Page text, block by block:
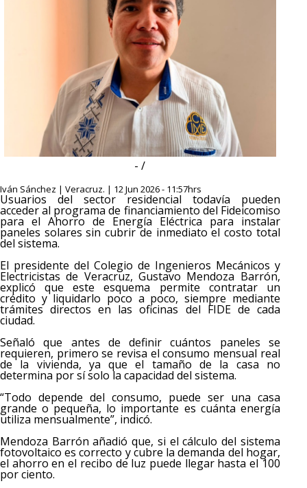
- /
Iván Sánchez | Veracruz. | 12 Jun 2026 - 11:57hrs
Usuarios del sector residencial todavía pueden
acceder al programa de financiamiento del Fideicomiso
para el Ahorro de Energía Eléctrica para instalar
paneles solares sin cubrir de inmediato el costo total
del sistema.
El presidente del Colegio de Ingenieros Mecánicos y
Electricistas de Veracruz, Gustavo Mendoza Barrón,
explicó que este esquema permite contratar un
crédito y liquidarlo poco a poco, siempre mediante
trámites directos en las oficinas del FIDE de cada
ciudad.
Señaló que antes de definir cuántos paneles se
requieren, primero se revisa el consumo mensual real
de la vivienda, ya que el tamaño de la casa no
determina por sí solo la capacidad del sistema.
“Todo depende del consumo, puede ser una casa
grande o pequeña, lo importante es cuánta energía
utiliza mensualmente”, indicó.
Mendoza Barrón añadió que, si el cálculo del sistema
fotovoltaico es correcto y cubre la demanda del hogar,
el ahorro en el recibo de luz puede llegar hasta el 100
por ciento.